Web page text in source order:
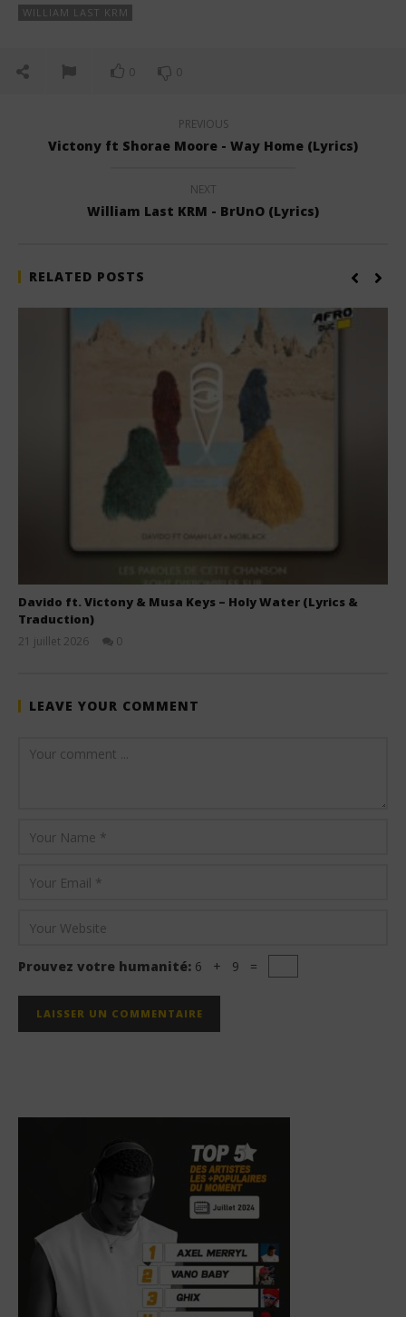
WILLIAM LAST KRM
0 0
PREVIOUS
Victony ft Shorae Moore - Way Home (Lyrics)
NEXT
William Last KRM - BrUnO (Lyrics)
RELATED POSTS
Davido ft. Victony & Musa Keys – Holy Water (Lyrics &
Traduction)
21 juillet 2026
0
LEAVE YOUR COMMENT
Prouvez votre humanité: 6 + 9 =